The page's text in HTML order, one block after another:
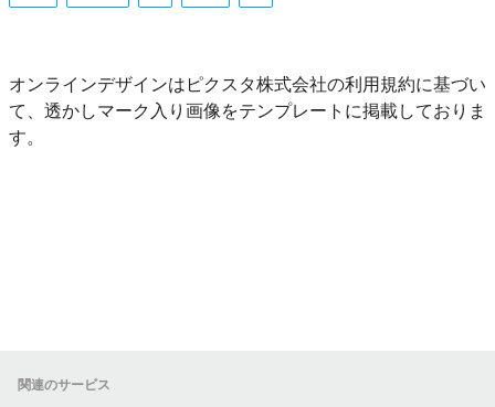
オンラインデザインはピクスタ株式会社の利用規約に基づい
て、透かしマーク入り画像をテンプレートに掲載しておりま
す。
関連のサービス